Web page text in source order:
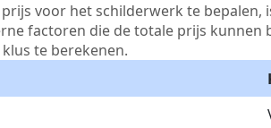
voor het schilderwerk te bepalen,
factoren die de totale prijs kunnen
te berekenen.